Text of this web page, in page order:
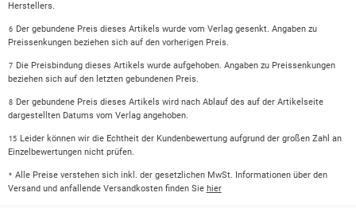
Herstellers.
6 Der gebundene Preis dieses Artikels wurde vom Verlag gesenkt. Angaben zu
Preissenkungen beziehen sich auf den vorherigen Preis.
7 Die Preisbindung dieses Artikels wurde aufgehoben. Angaben zu Preissenkungen
beziehen sich auf den letzten gebundenen Preis.
8 Der gebundene Preis dieses Artikels wird nach Ablauf des auf der Artikelseite
dargestellten Datums vom Verlag angehoben.
15 Leider können wir die Echtheit der Kundenbewertung aufgrund der großen Zahl an
Einzelbewertungen nicht prüfen.
* Alle Preise verstehen sich inkl. der gesetzlichen MwSt. Informationen über den
Versand und anfallende Versandkosten finden Sie hier